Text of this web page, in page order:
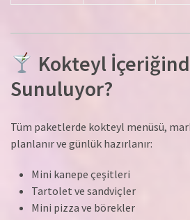
Kokteyl
Sunuluyor?
Tüm paketlerde kokteyl menüsü,
planlanır ve günlük hazırlanır:
Mini kanepe çeşitleri
Tartolet ve sandviçler
Mini pizza ve börekler